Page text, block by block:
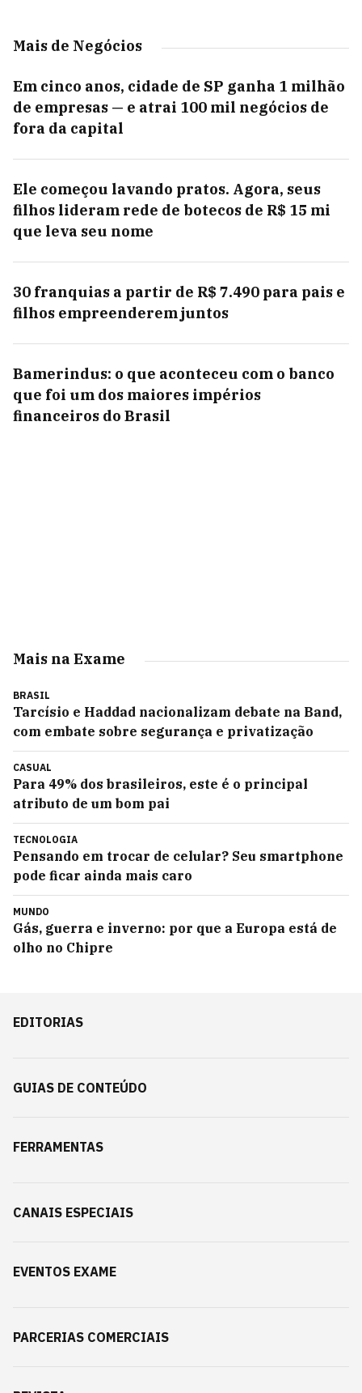
Mais de Negócios
Em cinco anos, cidade de SP ganha 1 milhão
de empresas — e atrai 100 mil negócios de
fora da capital
Ele começou lavando pratos. Agora, seus
filhos lideram rede de botecos de R$ 15 mi
que leva seu nome
30 franquias a partir de R$ 7.490 para pais e
filhos empreenderem juntos
Bamerindus: o que aconteceu com o banco
que foi um dos maiores impérios
financeiros do Brasil
Mais na Exame
BRASIL
Tarcísio e Haddad nacionalizam debate na Band,
com embate sobre segurança e privatização
CASUAL
Para 49% dos brasileiros, este é o principal
atributo de um bom pai
TECNOLOGIA
Pensando em trocar de celular? Seu smartphone
pode ficar ainda mais caro
MUNDO
Gás, guerra e inverno: por que a Europa está de
olho no Chipre
EDITORIAS
GUIAS DE CONTEÚDO
FERRAMENTAS
CANAIS ESPECIAIS
EVENTOS EXAME
PARCERIAS COMERCIAIS